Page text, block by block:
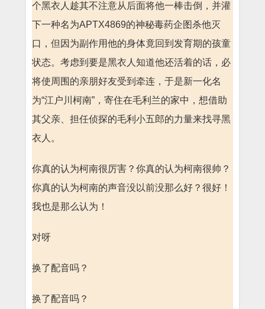
个黑衣人趁其不注意从后面将他一棒击倒，并灌
下一种名为APTX4869的神秘毒药企图杀他灭
口，但因为副作用他的身体竟回到发育期的孩童
状态。考虑到要是黑衣人知道他还活着的话，必
将使周围的亲朋好友受到牵连，于是新一化名
为“江户川柯南”，寄住在毛利兰的家中，想借助
其父亲、担任侦探的毛利小五郎的力量来找寻黑
衣人。
你真的认为柯南很厉害？你真的认为柯南很帅？
你真的认为柯南的声音没以前没那么好？很好！
我也是那么认为！
对呀
换了配音吗？
换了配音吗？